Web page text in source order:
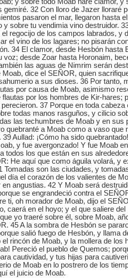
y sobre todo Moab haré clamor, y
gemiré. 32 Con lloro de Jazer lloraré
pasaron el mar, llegaron hasta
y sobre tu vendimia vino destruidor.
regocijo de los campos labrados, y
el vino de los lagares; no pisarán
34 El clamor, desde Hesbón hasta
voz; desde Zoar hasta Horonaim,
las aguas de Nimrim serán
Moab, dice el SEÑOR, quien
a sus dioses. 36 Por tanto,
por causa de Moab, asimismo
flautas por los hombres de Kir-hares;
37 Porque en toda
todas manos rasguños, y cilicio
las techumbres de Moab y en sus
quebranté a Moab como a vaso que
39 Aullad: ¡Cómo ha sido
y fue avergonzado! Y fue Moab
todos los que están en sus
He aquí que como águila volará, y
Tomadas son las ciudades, y
día el corazón de los valientes de
en angustias. 42 Y Moab será
se engrandeció contra el
ti, oh morador de Moab, dijo el
caerá en el hoyo; y el que saliere
yo traeré sobre él, sobre Moab,
45 A la sombra de Hesbón se
salió fuego de Hesbón, y llama
el rincón de Moab, y la mollera de los
Pereció el pueblo de Quemos;
cautividad, y tus hijas para
de Moab en lo postrero de los
el juicio de Moab.